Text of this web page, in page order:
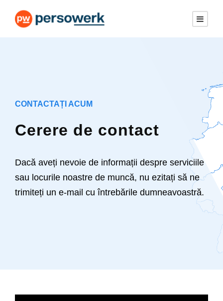
CONTACTAȚI ACUM
Cerere de contact
Dacă aveți nevoie de informații despre serviciile
sau locurile noastre de muncă, nu ezitați să ne
trimiteți un e-mail cu întrebările dumneavoastră.